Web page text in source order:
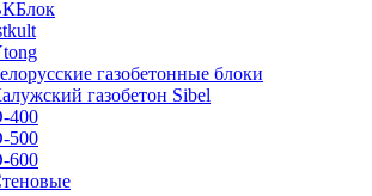
газобетонные блоки
газобетон Sibel
400
500
600